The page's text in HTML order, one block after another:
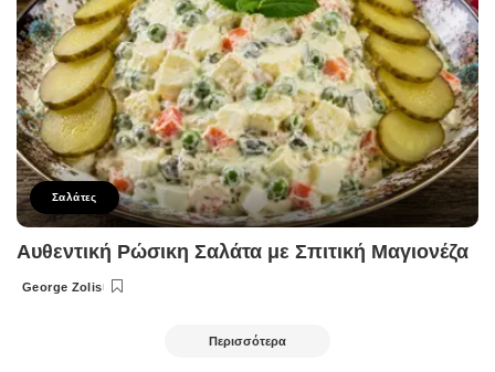
Σαλάτες
Αυθεντική Ρώσικη Σαλάτα με Σπιτική Μαγιονέζα
Posted
George Zolis
Περισσότερα